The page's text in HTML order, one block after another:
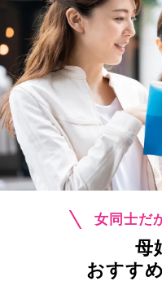
女同士だ
母
おすす